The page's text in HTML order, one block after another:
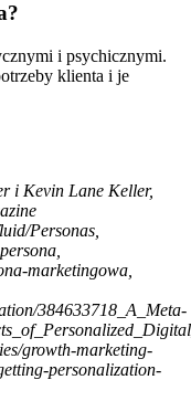
i psychicznymi.
klienta i je
i Kevin Lane Keller,
Personas,
marketingowa,
384633718_A_Meta-
growth-marketing-
personalization-